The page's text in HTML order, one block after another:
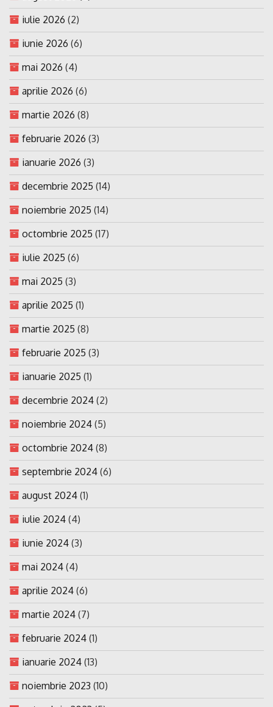
iulie 2026 (2)
iunie 2026 (6)
mai 2026 (4)
aprilie 2026 (6)
martie 2026 (8)
februarie 2026 (3)
ianuarie 2026 (3)
decembrie 2025 (14)
noiembrie 2025 (14)
octombrie 2025 (17)
iulie 2025 (6)
mai 2025 (3)
aprilie 2025 (1)
martie 2025 (8)
februarie 2025 (3)
ianuarie 2025 (1)
decembrie 2024 (2)
noiembrie 2024 (5)
octombrie 2024 (8)
septembrie 2024 (6)
august 2024 (1)
iulie 2024 (4)
iunie 2024 (3)
mai 2024 (4)
aprilie 2024 (6)
martie 2024 (7)
februarie 2024 (1)
ianuarie 2024 (13)
noiembrie 2023 (10)